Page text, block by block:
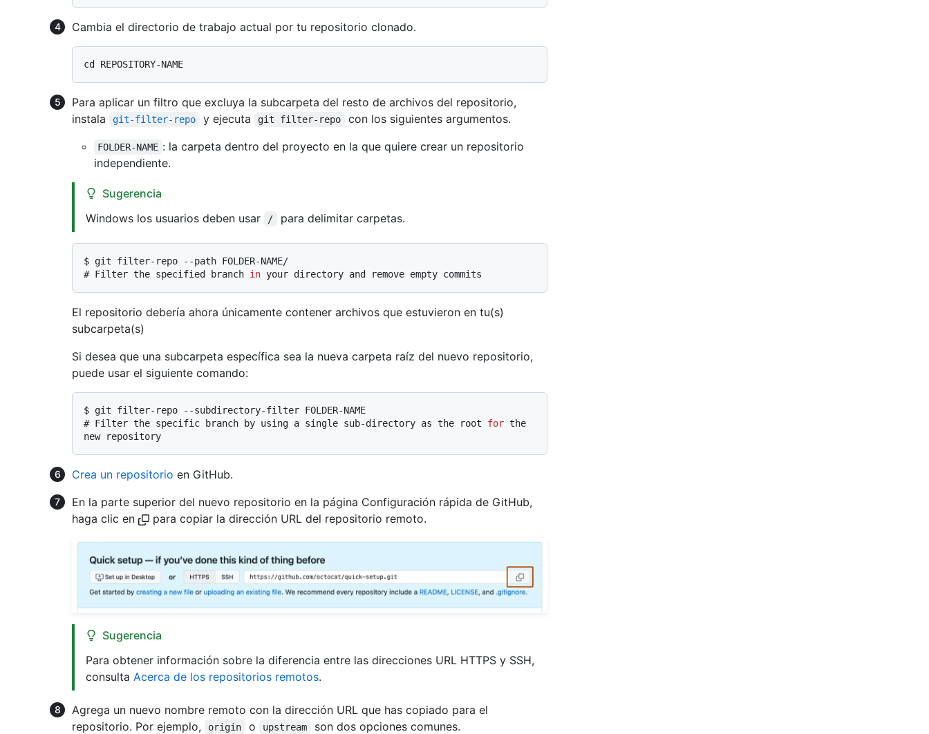
Cambia el directorio de trabajo actual por tu repositorio clonado.
Para aplicar un filtro que excluya la subcarpeta del resto de archivos del repositorio,
instala
git-filter-repo y ejecuta git filter-repo con los siguientes argumentos.
FOLDER-NAME : la carpeta dentro del proyecto en la que quiere crear un repositorio
independiente.
Sugerencia
Windows los usuarios deben usar
/ para delimitar carpetas.
$ git filter-repo --path FOLDER-NAME/
# Filter the specified branch in your directory and remove empty commits
El repositorio debería ahora únicamente contener archivos que estuvieron en tu(s)
subcarpeta(s)
Si desea que una subcarpeta específica sea la nueva carpeta raíz del nuevo repositorio,
puede usar el siguiente comando:
$ git filter-repo --subdirectory-filter FOLDER-NAME
# Filter the specific branch by using a single sub-directory as the root for the
new repository
Crea un repositorio en GitHub.
En la parte superior del nuevo repositorio en la página Configuración rápida de GitHub,
haga clic en
para copiar la dirección URL del repositorio remoto.
Sugerencia
Para obtener información sobre la diferencia entre las direcciones URL HTTPS y SSH,
consulta Acerca de los repositorios remotos.
Agrega un nuevo nombre remoto con la dirección URL que has copiado para el
repositorio. Por ejemplo,
origin o upstream son dos opciones comunes.